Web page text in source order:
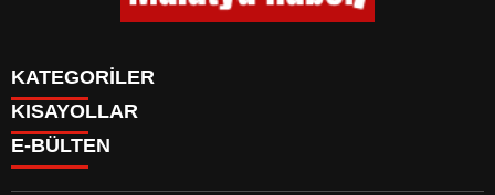
KATEGORİLER
GÜNDEM
ASAYİŞ
EKONOMİ
KISAYOLLAR
CANLI BORSA
E-BÜLTEN